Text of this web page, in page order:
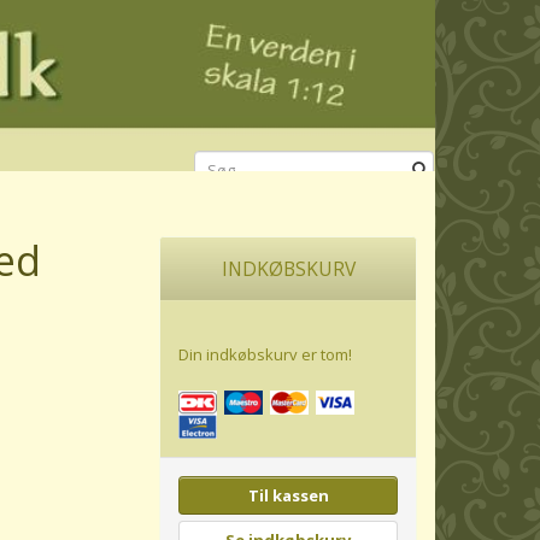
INDKØBSKURV
Din indkøbskurv er tom!
Til kassen